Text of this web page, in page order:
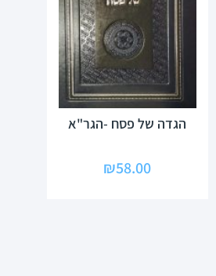
הגדה של פסח -הגר"א
₪58.00